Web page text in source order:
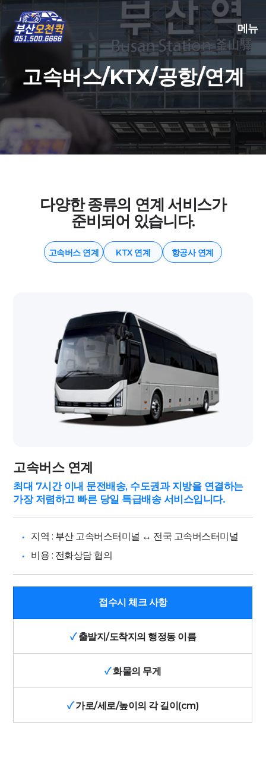
메뉴
고속버스/KTX/공항/연계
다양한 종류의 연계 서비스가
준비되어 있습니다.
고속버스 연계 KTX 연계 항공사 연계
고속버스 연계
최대 7시간 이내 문전배송, 수도권과 지방을 연결하는
가장 저렴하고 빠른 당일 특급배송 서비스입니다.
지역 : 부산 고속버스터미널 ↔️ 전국 고속버스터미널
비용 : 전화상담 협의
접수시 체크 사항
✓출발지/도착지의 행정동 이름
✓화물의 무게
✓가로/세로/높이의 각 길이(cm)